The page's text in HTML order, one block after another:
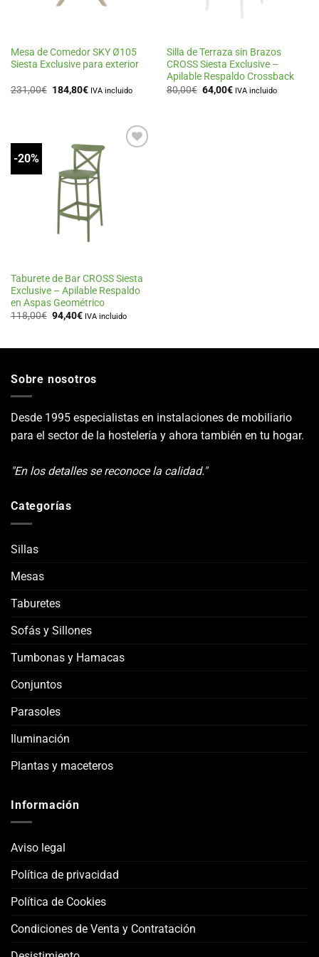
Mesa de Comedor SKY Ø105
Siesta Exclusive para exterior
231,00€ El
precio
184,80€ElIVA incluido
Silla de Terraza sin Brazos
CROSS Siesta Exclusive –
Apilable Respaldo Crossback
80,00€ El
precio
64,00€ElIVA incluido
-20%
Taburete de Bar CROSS Siesta
Exclusive – Apilable Respaldo
en Aspas Geométrico
118,00€ El
precio
118,00€.
94,40€El
94,40€.
IVA incluido
Sobre nosotros
Desde 1995 especialistas en instalaciones de mobiliario
para el sector de la hostelería y ahora también en tu hogar.
"En los detalles se reconoce la calidad."
Categorías
Sillas
Mesas
Taburetes
Sofás y Sillones
Tumbonas y Hamacas
Conjuntos
Parasoles
Iluminación
Plantas y maceteros
Información
Aviso legal
Política de privacidad
Política de Cookies
Condiciones de Venta y Contratación